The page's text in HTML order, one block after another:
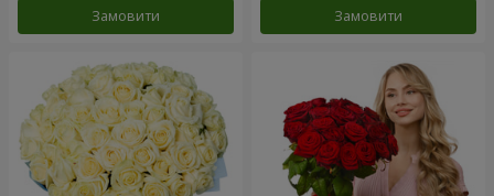
Замовити Замовити